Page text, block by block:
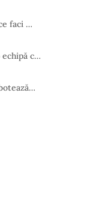
faci …
c…